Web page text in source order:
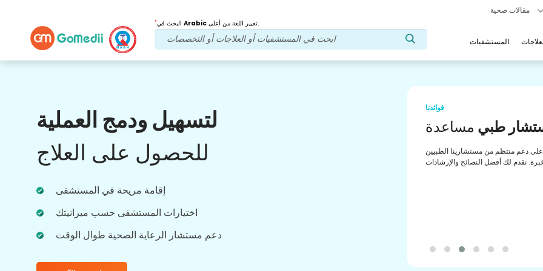
* Arabic تغيير اللغة من أعلى.
المستشفيات
لتسهيل ودمج العملية
للحصول على العلاج
إقامة مريحة في المستشفى
اختيارات المستشفى حسب ميزانيتك
دعم مستشار الرعاية الصحية طوال الوقت
بعد العلاجمتابعة الرعاية
احصل على دعم طبي ودعم للمرضى على مدار
الساعة طوال أيام الأسبوع مع فريقنا الذي يعالج
فوائدنا
طبي مساعدة
دعم منتظم من مستشارينا الطبيين